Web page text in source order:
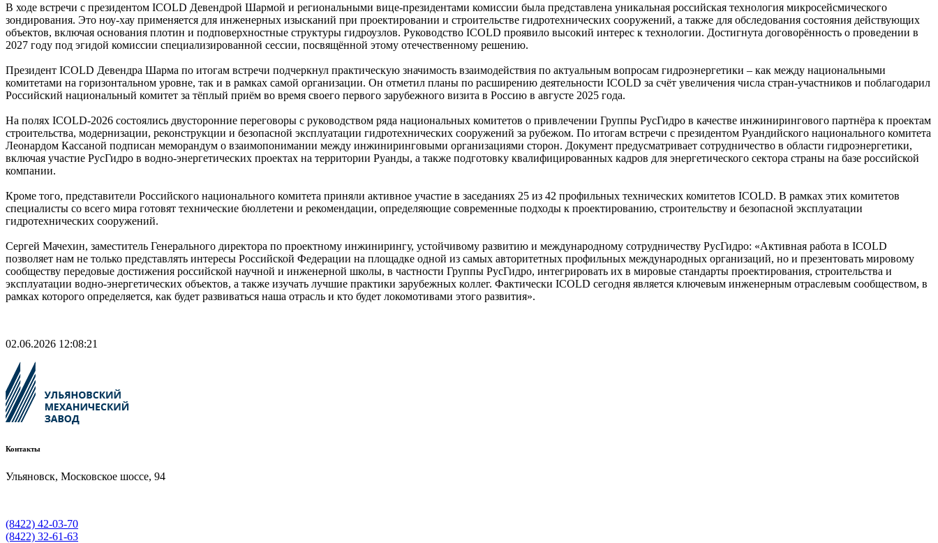
В ходе встречи с президентом ICOLD Девендрой Шармой и региональными вице-президентами комиссии была представлена уникальная российская технология микросейсмического
зондирования. Это ноу-хау применяется для инженерных изысканий при проектировании и строительстве гидротехнических сооружений, а также для обследования состояния действующих
объектов, включая основания плотин и подповерхностные структуры гидроузлов. Руководство ICOLD проявило высокий интерес к технологии. Достигнута договорённость о проведении в
2027 году под эгидой комиссии специализированной сессии, посвящённой этому отечественному решению.
Президент ICOLD Девендра Шарма по итогам встречи подчеркнул практическую значимость взаимодействия по актуальным вопросам гидроэнергетики – как между национальными
комитетами на горизонтальном уровне, так и в рамках самой организации. Он отметил планы по расширению деятельности ICOLD за счёт увеличения числа стран-участников и поблагодарил
Российский национальный комитет за тёплый приём во время своего первого зарубежного визита в Россию в августе 2025 года.
На полях ICOLD-2026 состоялись двусторонние переговоры с руководством ряда национальных комитетов о привлечении Группы РусГидро в качестве инжинирингового партнёра к проектам
строительства, модернизации, реконструкции и безопасной эксплуатации гидротехнических сооружений за рубежом. По итогам встречи с президентом Руандийского национального комитета
Леонардом Кассаной подписан меморандум о взаимопонимании между инжиниринговыми организациями сторон. Документ предусматривает сотрудничество в области гидроэнергетики,
включая участие РусГидро в водно-энергетических проектах на территории Руанды, а также подготовку квалифицированных кадров для энергетического сектора страны на базе российской
компании.
Кроме того, представители Российского национального комитета приняли активное участие в заседаниях 25 из 42 профильных технических комитетов ICOLD. В рамках этих комитетов
специалисты со всего мира готовят технические бюллетени и рекомендации, определяющие современные подходы к проектированию, строительству и безопасной эксплуатации
гидротехнических сооружений.
Сергей Мачехин, заместитель Генерального директора по проектному инжинирингу, устойчивому развитию и международному сотрудничеству РусГидро: «Активная работа в ICOLD
позволяет нам не только представлять интересы Российской Федерации на площадке одной из самых авторитетных профильных международных организаций, но и презентовать мировому
сообществу передовые достижения российской научной и инженерной школы, в частности Группы РусГидро, интегрировать их в мировые стандарты проектирования, строительства и
эксплуатации водно-энергетических объектов, а также изучать лучшие практики зарубежных коллег. Фактически ICOLD сегодня является ключевым инженерным отраслевым сообществом, в
рамках которого определяется, как будет развиваться наша отрасль и кто будет локомотивами этого развития».
02.06.2026 12:08:21
Контакты
Ульяновск, Московское шоссе, 94
(8422) 42-03-70
(8422) 32-61-63